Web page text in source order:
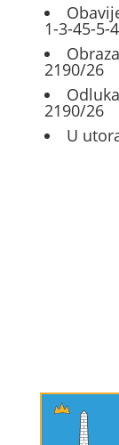
1-3-45-5-
2190/26
2190/26
U